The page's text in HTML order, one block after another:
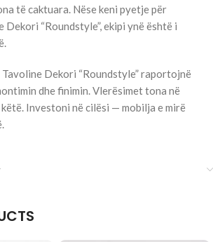
të caktuara. Nëse keni pyetje për
“Roundstyle”, ekipi ynë është i
Dekori “Roundstyle” raportojnë
dhe finimin. Vlerësimet tona në
Investoni në cilësi — mobilja e mirë